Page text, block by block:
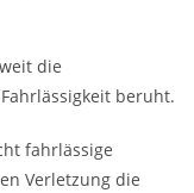
die
beruht.
fahrlässige
Verletzung die